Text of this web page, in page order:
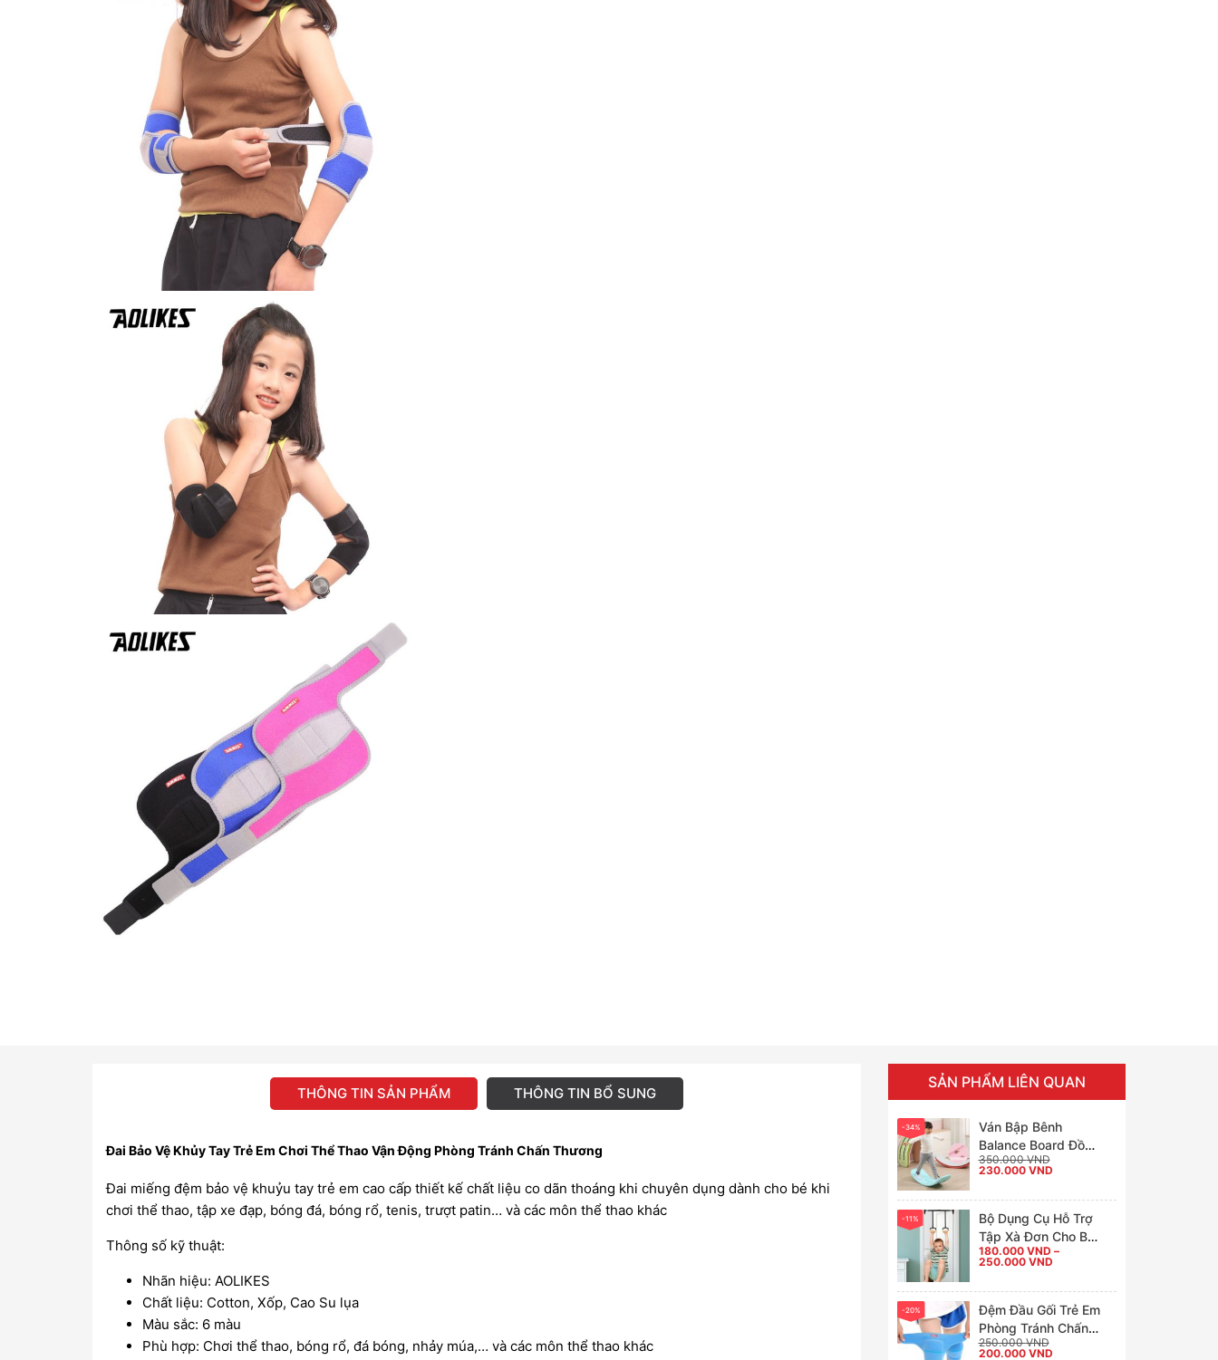
THÔNG TIN SẢN PHẨM THÔNG TIN BỔ SUNG
Đai Bảo Vệ Khủy Tay Trẻ Em Chơi Thể Thao Vận Động Phòng Tránh Chấn Thương
Đai miếng đệm bảo vệ khuỷu tay trẻ em cao cấp thiết kế chất liệu co dãn thoáng khi chuyên dụng dành cho bé khi
chơi thể thao, tập xe đạp, bóng đá, bóng rổ, tenis, trượt patin… và các môn thể thao khác
Thông số kỹ thuật:
Nhãn hiệu: AOLIKES
Chất liệu: Cotton, Xốp, Cao Su lụa
Màu sắc: 6 màu
Phù hợp: Chơi thể thao, bóng rổ, đá bóng, nhảy múa,… và các môn thể thao khác
SẢN PHẨM LIÊN QUAN
-34%
Ván Bập Bênh
Balance Board Đồ
Chơi Giữ Thăng
350.000VND
Giá
gốc
350.000 VND.
230.000 VNDGiá
là:
230.000 VND.
-11%
Bộ Dụng Cụ Hỗ Trợ
Tập Xà Đơn Cho Bé
Kích Thích Chiều
Có Dây Điều Chỉnh
Được Kích Thước
180.000 VND –
250.000 VNDKhoảng
180.000 VND
đến
250.000 VND
-20%
Đệm Đầu Gối Trẻ Em
Phòng Tránh Chấn
Thương Thể Thao
250.000VND
Giá
200.000 VNDGiá